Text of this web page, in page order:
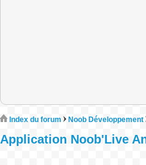
Index du forum Noob Développement
Application Noob'Live